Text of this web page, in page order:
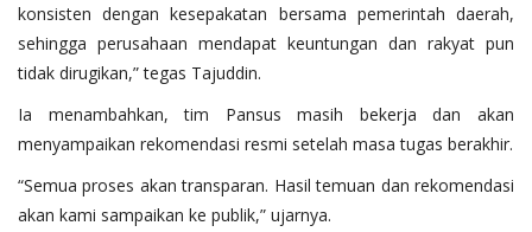
konsisten dengan kesepakatan bersama pemerintah daerah,
sehingga perusahaan mendapat keuntungan dan rakyat pun
tidak dirugikan,” tegas Tajuddin.
‎‎Ia menambahkan, tim Pansus masih bekerja dan akan
menyampaikan rekomendasi resmi setelah masa tugas berakhir.
‎‎“Semua proses akan transparan. Hasil temuan dan rekomendasi
akan kami sampaikan ke publik,” ujarnya.